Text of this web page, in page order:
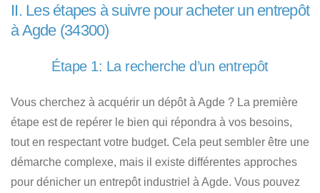
II. Les étapes à suivre pour acheter un entrepôt
à Agde (34300)
Étape 1: La recherche d’un entrepôt
Vous cherchez à acquérir un dépôt à Agde ? La première
étape est de repérer le bien qui répondra à vos besoins,
tout en respectant votre budget. Cela peut sembler être une
démarche complexe, mais il existe différentes approches
pour dénicher un entrepôt industriel à Agde. Vous pouvez